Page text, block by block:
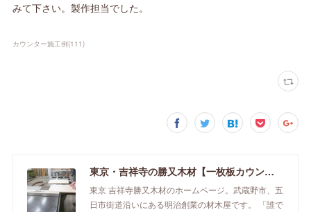
みて下さい。製作担当でした。
カウンター施工例(111)
東京・吉祥寺の勝又木材【一枚板カウンター】
東京 吉祥寺勝又木材のホームページ。武蔵野市、五
日市街道沿いにある明治創業の材木屋です。 「誰で